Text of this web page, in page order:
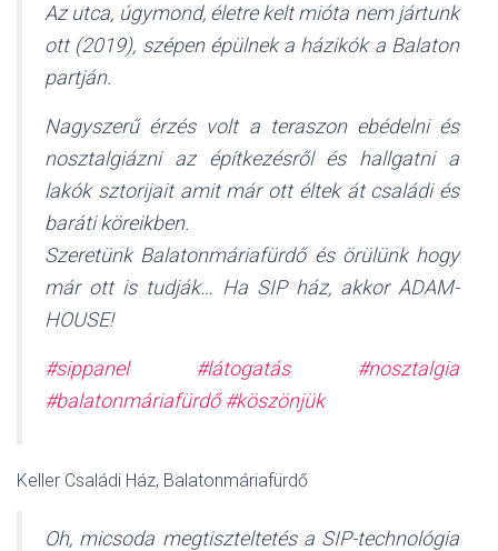
Az utca, úgymond, életre kelt mióta nem jártunk
ott (2019), szépen épülnek a házikók a Balaton
partján.
Nagyszerű érzés volt a teraszon ebédelni és
nosztalgiázni az építkezésről és hallgatni a
lakók sztorijait amit már ott éltek át családi és
baráti köreikben.
Szeretünk Balatonmáriafürdő és örülünk hogy
már ott is tudják… Ha SIP ház, akkor ADAM-
HOUSE!
#sippanel #látogatás
#nosztalgia
#balatonmáriafürdő #köszönjük
Keller Családi Ház, Balatonmáriafürdő
Oh, micsoda megtiszteltetés a SIP-technológia